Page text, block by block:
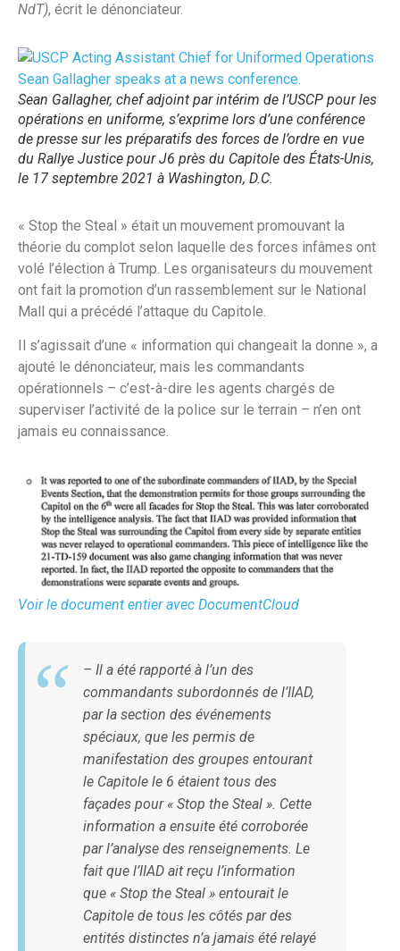
NdT), écrit le dénonciateur.
Sean Gallagher, chef adjoint par intérim de l’USCP pour les
opérations en uniforme, s’exprime lors d’une conférence
de presse sur les préparatifs des forces de l’ordre en vue
du Rallye Justice pour J6 près du Capitole des États-Unis,
le 17 septembre 2021 à Washington, D.C.
« Stop the Steal » était un mouvement promouvant la
théorie du complot selon laquelle des forces infâmes ont
volé l’élection à Trump. Les organisateurs du mouvement
ont fait la promotion d’un rassemblement sur le National
Mall qui a précédé l’attaque du Capitole.
Il s’agissait d’une « information qui changeait la donne », a
ajouté le dénonciateur, mais les commandants
opérationnels – c’est-à-dire les agents chargés de
superviser l’activité de la police sur le terrain – n’en ont
jamais eu connaissance.
Voir le document entier avec DocumentCloud
– Il a été rapporté à l’un des
commandants subordonnés de l’IIAD,
par la section des événements
spéciaux, que les permis de
manifestation des groupes entourant
le Capitole le 6 étaient tous des
façades pour « Stop the Steal ». Cette
information a ensuite été corroborée
par l’analyse des renseignements. Le
fait que l’IIAD ait reçu l’information
que « Stop the Steal » entourait le
Capitole de tous les côtés par des
entités distinctes n’a jamais été relayé